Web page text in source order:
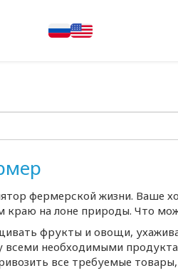
фермерской жизни. Ваше
краю на лоне природы. Что
фрукты и овощи,
всеми необходимыми
все требуемые